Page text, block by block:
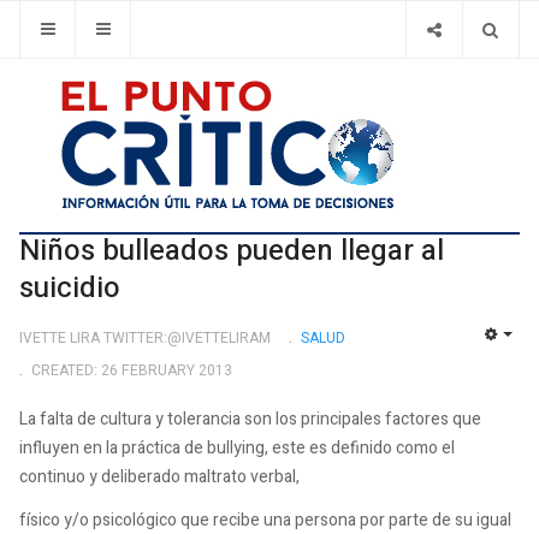
Niños bulleados pueden llegar al
suicidio
IVETTE LIRA TWITTER:@IVETTELIRAM
SALUD
CREATED: 26 FEBRUARY 2013
La falta de cultura y tolerancia son los principales factores que
influyen en la práctica de bullying, este es definido como el
continuo y deliberado maltrato verbal,
físico y/o psicológico que recibe una persona por parte de su igual